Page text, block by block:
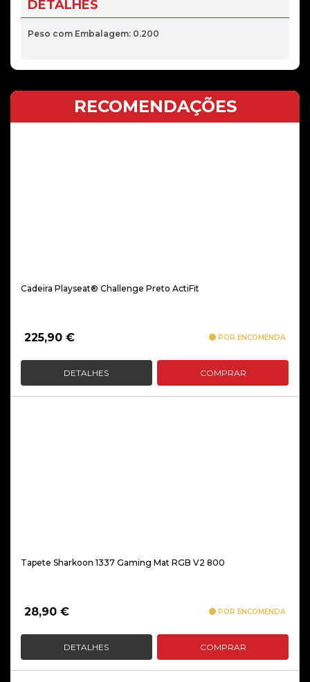
18Gbps
CCS
DETALHES
Peso com Embalagem: 0.200
RECOMENDAÇÕES
Cadeira Playseat® Challenge Preto ActiFit
225,90 € POR ENCOMENDA
DETALHES COMPRAR
Tapete Sharkoon 1337 Gaming Mat RGB V2 800
28,90 € POR ENCOMENDA
DETALHES COMPRAR